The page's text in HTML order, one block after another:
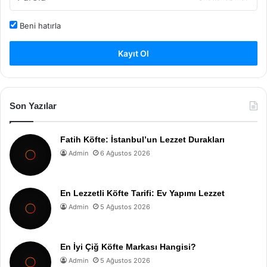
Beni hatırla
Kayıt Ol
Son Yazılar
Fatih Köfte: İstanbul’un Lezzet Durakları
Admin 6 Ağustos 2026
En Lezzetli Köfte Tarifi: Ev Yapımı Lezzet
Admin 5 Ağustos 2026
En İyi Çiğ Köfte Markası Hangisi?
Admin 5 Ağustos 2026